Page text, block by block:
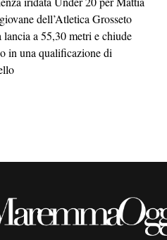
dell’Atletica Grosseto
lancia a 55,30 metri e chiude
in una qualificazione di